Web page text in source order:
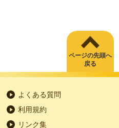
ページの先頭へ
戻る
よくある質問
利用規約
リンク集